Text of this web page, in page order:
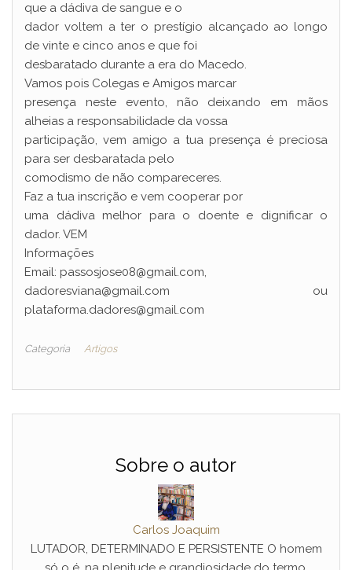
que a dádiva de sangue e o
dador voltem a ter o prestígio alcançado ao longo
de vinte e cinco anos e que foi
desbaratado durante a era do Macedo.
Vamos pois Colegas e Amigos marcar
presença neste evento, não deixando em mãos
alheias a responsabilidade da vossa
participação, vem amigo a tua presença é preciosa
para ser desbaratada pelo
comodismo de não compareceres.
Faz a tua inscrição e vem cooperar por
uma dádiva melhor para o doente e dignificar o
dador. VEM
Informações
Email: passosjose08@gmail.com,
dadoresviana@gmail.com ou
plataforma.dadores@gmail.com
Categoria Artigos
Sobre o autor
Carlos Joaquim
LUTADOR, DETERMINADO E PERSISTENTE O homem